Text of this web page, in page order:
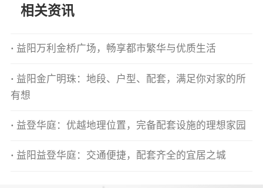
相关资讯
· 益阳万利金桥广场，畅享都市繁华与优质生活
· 益阳金广明珠：地段、户型、配套，满足你对家的所
有想
· 益登华庭：优越地理位置，完备配套设施的理想家园
· 益阳益登华庭：交通便捷，配套齐全的宜居之城